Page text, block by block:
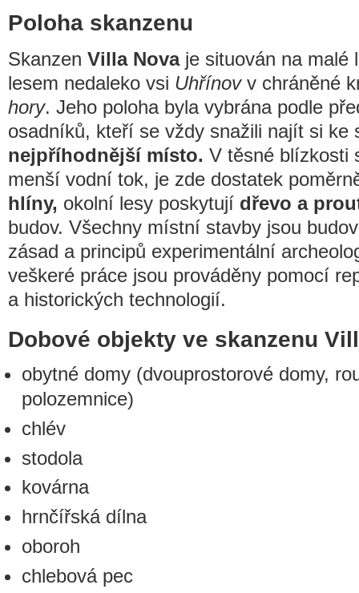
Poloha skanzenu
Skanzen Villa Novaje situován na malé
lesem nedaleko vsi Uhřínovv chráněné
hory. Jeho poloha byla vybrána podle
osadníků, kteří se vždy snažili najít si ke
nejpříhodnější místo. V těsné blízkosti
menší vodní tok, je zde dostatek
hlíny, okolní lesy poskytují dřevo a
budov. Všechny místní stavby jsou
zásad a principů experimentální
veškeré práce jsou prováděny pomocí
a historických technologií.
Dobové objekty ve skanzenu
obytné domy (dvouprostorové domy,
polozemnice)
chlév
stodola
kovárna
hrnčířská dílna
oboroh
chlebová pec